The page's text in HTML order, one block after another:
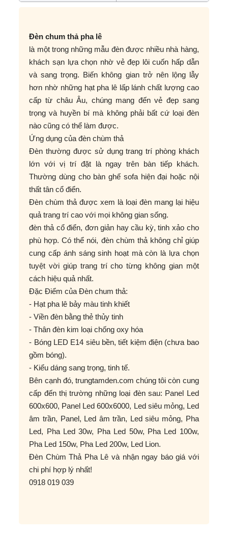
Đèn chum thả pha lê
là một trong những mẫu đèn được nhiều nhà hàng,
khách sạn lựa chọn nhờ vẻ đẹp lôi cuốn hấp dẫn
và sang trọng. Biến không gian trở nên lộng lẫy
hơn nhờ những hạt pha lê lấp lánh chất lượng cao
cấp từ châu Âu, chúng mang đến vẻ đẹp sang
trọng và huyền bí mà không phải bất cứ loại đèn
nào cũng có thể làm được.
Ứng dụng của đèn chùm thả
Đèn thường được sử dụng trang trí phòng khách
lớn với vị trí đặt là ngay trên bàn tiếp khách.
Thường dùng cho bàn ghế sofa hiện đại hoặc nội
thất tân cổ điển.
Đèn chùm thả được xem là loại đèn mang lại hiệu
quả trang trí cao với mọi không gian sống.
đèn thả cổ điển, đơn giản hay cầu kỳ, tinh xảo cho
phù hợp. Có thể nói, đèn chùm thả không chỉ giúp
cung cấp ánh sáng sinh hoạt mà còn là lựa chọn
tuyệt vời giúp trang trí cho từng không gian một
cách hiệu quả nhất.
Đặc Điểm của Đèn chum thả:
- Hạt pha lê bảy màu tinh khiết
- Viền đèn bằng thẻ thủy tinh
- Thân đèn kim loại chống oxy hóa
- Bóng LED E14 siêu bền, tiết kiệm điện (chưa bao
gồm bóng).
- Kiểu dáng sang trọng, tinh tế.
Bên cạnh đó, trungtamden.com chúng tôi còn cung
cấp đến thị trường những loại đèn sau: Panel Led
600x600, Panel Led 600x6000, Led siêu mỏng, Led
âm trần, Panel, Led âm trần, Led siêu mỏng, Pha
Led, Pha Led 30w, Pha Led 50w, Pha Led 100w,
Pha Led 150w, Pha Led 200w, Led Lion.
Đèn Chùm Thả Pha Lê và nhận ngay báo giá với
chi phí hợp lý nhất!
0918 019 039